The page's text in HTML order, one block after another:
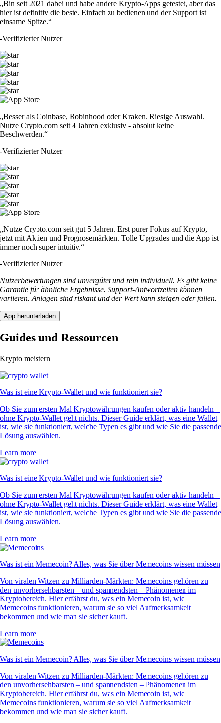
„Bin seit 2021 dabei und habe andere Krypto-Apps getestet, aber das
hier ist definitiv die beste. Einfach zu bedienen und der Support ist
einsame Spitze.“
-Verifizierter Nutzer
„Besser als Coinbase, Robinhood oder Kraken. Riesige Auswahl.
Nutze Crypto.com seit 4 Jahren exklusiv - absolut keine
Beschwerden.“
-Verifizierter Nutzer
„Nutze Crypto.com seit gut 5 Jahren. Erst purer Fokus auf Krypto,
jetzt mit Aktien und Prognosemärkten. Tolle Upgrades und die App ist
immer noch super intuitiv.“
-Verifizierter Nutzer
Nutzerbewertungen sind unvergütet und rein individuell. Es gibt keine
Garantie für ähnliche Ergebnisse. Support-Antwortzeiten können
variieren. Anlagen sind riskant und der Wert kann steigen oder fallen.
App herunterladen
Guides und Ressourcen
Krypto meistern
Was ist eine Krypto-Wallet und wie funktioniert sie?
Ob Sie zum ersten Mal Kryptowährungen kaufen oder aktiv handeln –
ohne Krypto-Wallet geht nichts. Dieser Guide erklärt, was eine Wallet
ist, wie sie funktioniert, welche Typen es gibt und wie Sie die passende
Lösung auswählen.
Learn more
Was ist eine Krypto-Wallet und wie funktioniert sie?
Ob Sie zum ersten Mal Kryptowährungen kaufen oder aktiv handeln –
ohne Krypto-Wallet geht nichts. Dieser Guide erklärt, was eine Wallet
ist, wie sie funktioniert, welche Typen es gibt und wie Sie die passende
Lösung auswählen.
Learn more
Was ist ein Memecoin? Alles, was Sie über Memecoins wissen müssen
Von viralen Witzen zu Milliarden-Märkten: Memecoins gehören zu
den unvorhersehbarsten – und spannendsten – Phänomenen im
Kryptobereich. Hier erfährst du, was ein Memecoin ist, wie
Memecoins funktionieren, warum sie so viel Aufmerksamkeit
bekommen und wie man sie sicher kauft.
Learn more
Was ist ein Memecoin? Alles, was Sie über Memecoins wissen müssen
Von viralen Witzen zu Milliarden-Märkten: Memecoins gehören zu
den unvorhersehbarsten – und spannendsten – Phänomenen im
Kryptobereich. Hier erfährst du, was ein Memecoin ist, wie
Memecoins funktionieren, warum sie so viel Aufmerksamkeit
bekommen und wie man sie sicher kauft.